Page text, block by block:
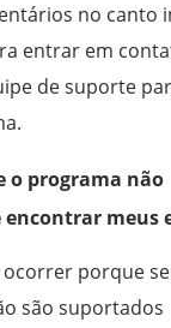
no canto
entrar em
de suporte
o programa não
encontrar meus
ocorrer porque
são suportados